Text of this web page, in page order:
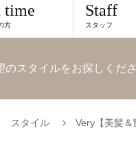
time
方
Staff
スタッフ
のスタイルをお探しくだ
スタイル Very【美髪＆